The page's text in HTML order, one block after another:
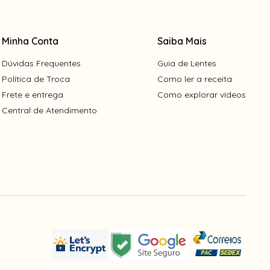
Minha Conta
Dúvidas Frequentes
Política de Troca
Frete e entrega
Central de Atendimento
Saiba Mais
Guia de Lentes
Como ler a receita
Como explorar vídeos